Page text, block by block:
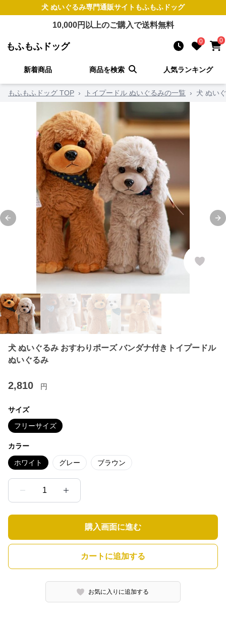
犬 ぬいぐるみ専門通販サイト もふもふドッグ
10,000円以上のご購入で送料無料
もふもふドッグ 0 0
新着商品 商品を検索 人気ランキング
もふもふドッグ TOP › トイプードル ぬいぐるみの一覧 › 犬 ぬい
Previous slide
犬 ぬいぐるみ おすわりポーズ バンダナ付きトイプードル
ぬいぐるみ
2,810 円
サイズ
フリーサイズ
カラー
ホワイト グレー ブラウン
1
購入画面に進む
カートに追加する
お気に入りに追加する